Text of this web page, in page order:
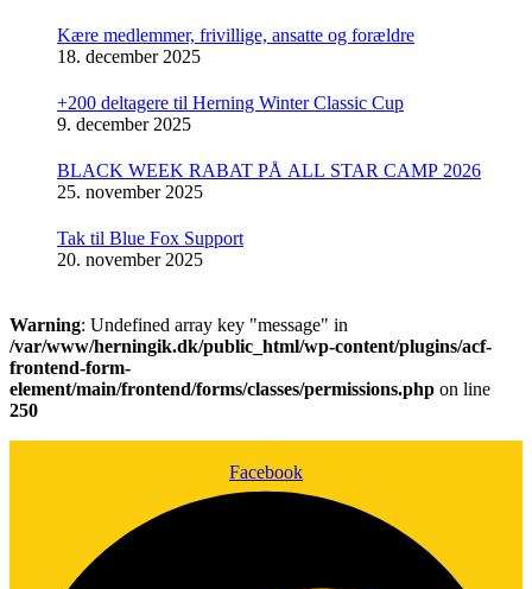
Kære medlemmer, frivillige, ansatte og forældre
18. december 2025
+200 deltagere til Herning Winter Classic Cup
9. december 2025
BLACK WEEK RABAT PÅ ALL STAR CAMP 2026
25. november 2025
Tak til Blue Fox Support
20. november 2025
Warning: Undefined array key "message" in
/var/www/herningik.dk/public_html/wp-content/plugins/acf-
frontend-form-
element/main/frontend/forms/classes/permissions.php on line
250
Facebook